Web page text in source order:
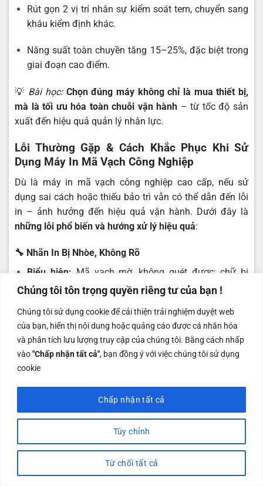
Chúng tôi tôn trọng quyền riêng tư của bạn !
Chúng tôi sử dụng cookie để cải thiện trải nghiệm duyệt web
của bạn, hiển thị nội dung hoặc quảng cáo được cá nhân hóa
và phân tích lưu lượng truy cập của chúng tôi. Bằng cách nhấp
vào"Chấp nhận tất cả", bạn đồng ý với việc chúng tôi sử dụng
cookie
Tùy chỉnh
Từ chối tất cả
Chấp nhận tất cả
Rút gọn 2 vị trí nhân sự kiểm soát tem, chuyển sang
khâu kiểm định khác.
Năng suất toàn chuyền tăng 15–25%, đặc biệt trong
giai đoạn cao điểm.
💡 Bài học: Chọn đúng máy không chỉ là mua thiết bị,
mà là tối ưu hóa toàn chuỗi vận hành – từ tốc độ sản
xuất đến hiệu quả quản lý nhân lực.
Lỗi Thường Gặp & Cách Khắc Phục Khi Sử
Dụng Máy In Mã Vạch Công Nghiệp
Dù là máy in mã vạch công nghiệp cao cấp, nếu sử
dụng sai cách hoặc thiếu bảo trì vẫn có thể dẫn đến lỗi
in – ảnh hưởng đến hiệu quả vận hành. Dưới đây là
những lỗi phổ biến và hướng xử lý hiệu quả:
🔧 N hãn In Bị Nhòe, Không Rõ
Biểu hiện: Mã vạch mờ, không quét được; chữ bị
loang hoặc lem mực.
Nguyên nhân phổ biến:
Dùngribbon (mực in) không phù hợpvới
chất liệu giấy tem.
Nhiệt độ đầu in quá thấp, không đủ để
truyền mực rõ nét.
Đầu in bám bụi, dẫn đến mực không ép